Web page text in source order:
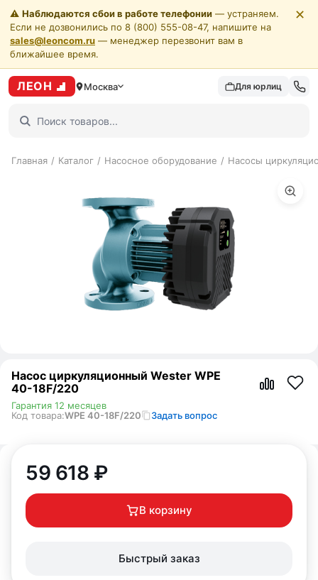
⚠️ Наблюдаются сбои в работе телефонии — устраняем.
Если не дозвонились по 8 (800) 555-08-47, напишите на
sales@leoncom.ru — менеджер перезвонит вам в
ближайшее время.
✕
ЛЕОН Москва Для юрлиц
Главная / Каталог / Насосное оборудование / Насосы
Насос циркуляционный Wester WPE
40-18F/220
Код товара:WPE 40-18F/220 Задать вопрос
Гарантия 12 месяцев
59 618 ₽
В корзину
Быстрый заказ